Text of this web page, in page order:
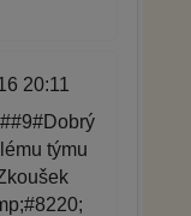
20:11
týmu